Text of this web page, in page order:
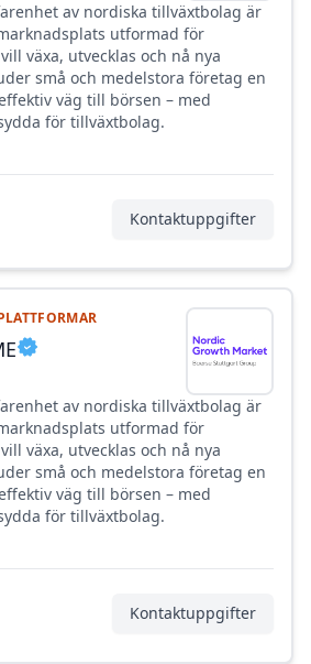
av nordiska tillväxtbolag är
utformad för
växa, utvecklas och nå nya
små och medelstora företag en
väg till börsen – med
för tillväxtbolag.
Kontaktuppgifter
av nordiska tillväxtbolag är
utformad för
växa, utvecklas och nå nya
små och medelstora företag en
väg till börsen – med
för tillväxtbolag.
Kontaktuppgifter